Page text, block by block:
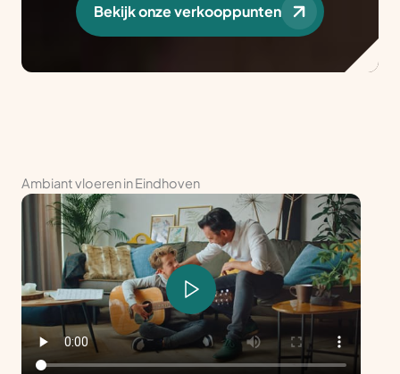
Bekijk onze verkooppunten
Ambiant vloeren in Eindhoven